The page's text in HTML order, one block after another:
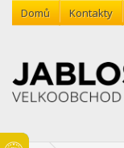
Domů Kontakty